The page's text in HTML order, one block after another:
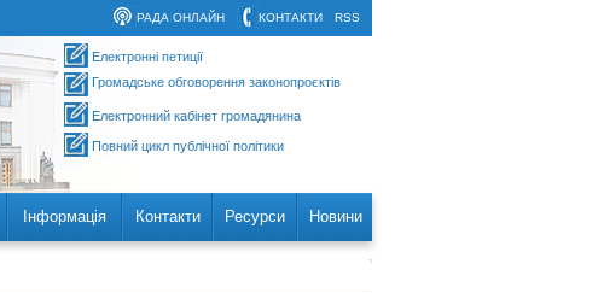
RSS
КОНТАКТИ
РАДА ОНЛАЙН
Електронні петиції
Громадське обговорення законопроєктів
Електронний кабінет громадянина
Повний цикл публічної політики
Інформація Контакти Ресурси Новини